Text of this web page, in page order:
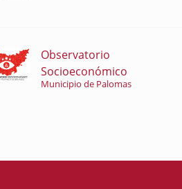
Observatorio
Socioeconómico
Municipio de Palomas